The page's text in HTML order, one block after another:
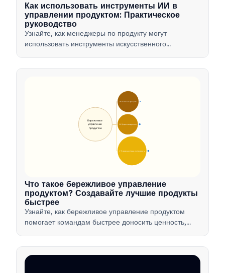
Как использовать инструменты ИИ в
управлении продуктом: Практическое
руководство
Узнайте, как менеджеры по продукту могут
использовать инструменты искусственного
🎯 Основные принципы
🛠️ Процесс внедрения
💡 Преимущества и инструменты
Бережливое
управление
продуктом
Что такое бережливое управление
продуктом? Создавайте лучшие продукты
быстрее
Узнайте, как бережливое управление продуктом
помогает командам быстрее доносить ценность,